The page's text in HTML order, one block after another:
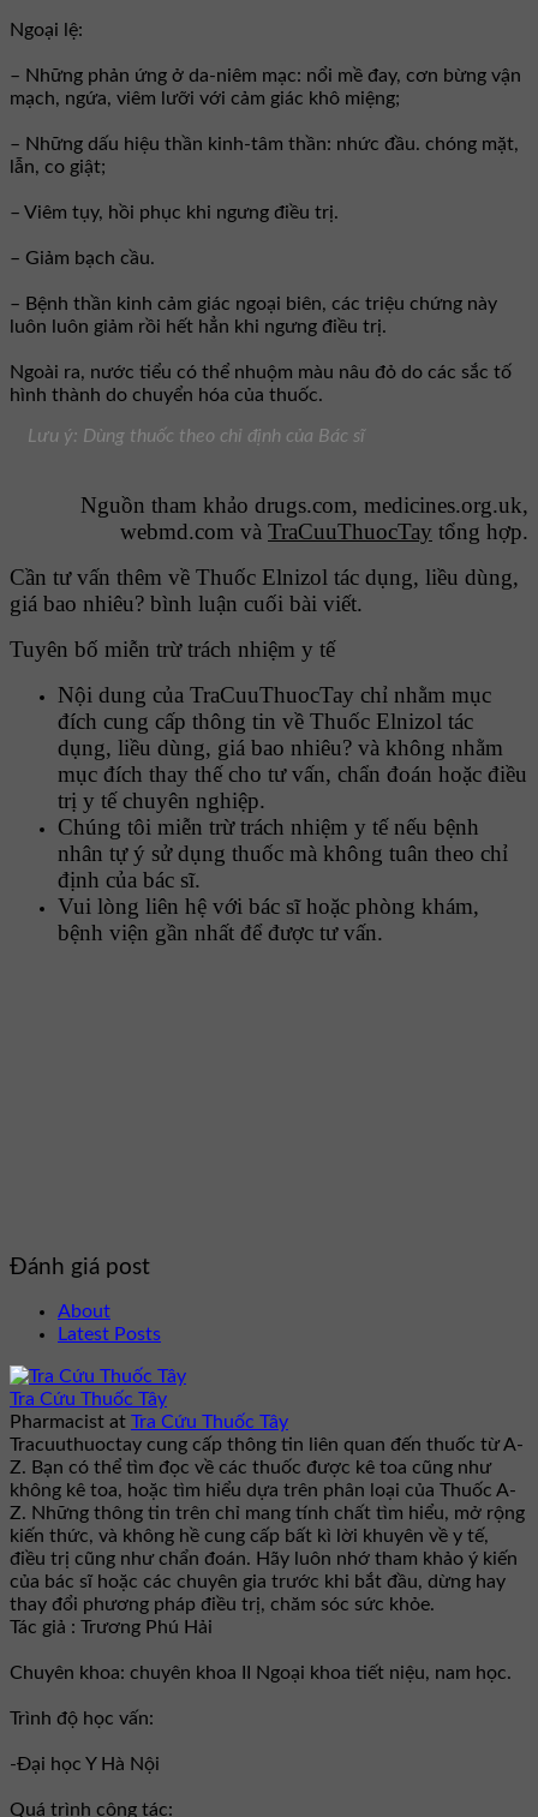
Ngoại lệ:
– Những phản ứng ở da-niêm mạc: nổi mề đay, cơn bừng vận
mạch, ngứa, viêm lưỡi với cảm giác khô miệng;
– Những dấu hiệu thần kinh-tâm thần: nhức đầu. chóng mặt,
lẫn, co giật;
– Viêm tụy, hồi phục khi ngưng điều trị.
– Giảm bạch cầu.
– Bệnh thần kinh cảm giác ngoại biên, các triệu chứng này
luôn luôn giảm rồi hết hẳn khi ngưng điều trị.
Ngoài ra, nước tiểu có thể nhuộm màu nâu đỏ do các sắc tố
hình thành do chuyển hóa của thuốc.
Lưu ý: Dùng thuốc theo chỉ định của Bác sĩ
Nguồn tham khảo drugs.com, medicines.org.uk,
webmd.com và TraCuuThuocTay tổng hợp.
Cần tư vấn thêm về Thuốc Elnizol tác dụng, liều dùng,
giá bao nhiêu? bình luận cuối bài viết.
Tuyên bố miễn trừ trách nhiệm y tế
Nội dung của TraCuuThuocTay chỉ nhằm mục
đích cung cấp thông tin về Thuốc Elnizol tác
dụng, liều dùng, giá bao nhiêu? và không nhằm
mục đích thay thế cho tư vấn, chẩn đoán hoặc điều
trị y tế chuyên nghiệp.
Chúng tôi miễn trừ trách nhiệm y tế nếu bệnh
nhân tự ý sử dụng thuốc mà không tuân theo chỉ
định của bác sĩ.
Vui lòng liên hệ với bác sĩ hoặc phòng khám,
bệnh viện gần nhất để được tư vấn.
Đánh giá post
About
Latest Posts
Tra Cứu Thuốc Tây
Pharmacist at Tra Cứu Thuốc Tây
Tracuuthuoctay cung cấp thông tin liên quan đến thuốc từ A-
Z. Bạn có thể tìm đọc về các thuốc được kê toa cũng như
không kê toa, hoặc tìm hiểu dựa trên phân loại của Thuốc A-
Z. Những thông tin trên chỉ mang tính chất tìm hiểu, mở rộng
kiến thức, và không hề cung cấp bất kì lời khuyên về y tế,
điều trị cũng như chẩn đoán. Hãy luôn nhớ tham khảo ý kiến
của bác sĩ hoặc các chuyên gia trước khi bắt đầu, dừng hay
thay đổi phương pháp điều trị, chăm sóc sức khỏe.
Tác giả : Trương Phú Hải
Chuyên khoa: chuyên khoa II Ngoại khoa tiết niệu, nam học.
Trình độ học vấn:
-Đại học Y Hà Nội
Quá trình công tác: